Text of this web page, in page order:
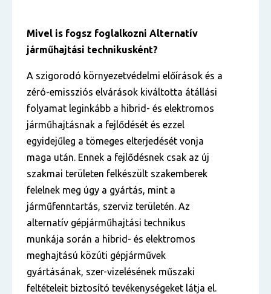
Mivel is fogsz foglalkozni Alternatív
járműhajtási technikusként?
A szigorodó környezetvédelmi előírások és a
zéró-emissziós elvárások kiváltotta átállási
folyamat leginkább a hibrid- és elektromos
járműhajtásnak a fejlődését és ezzel
egyidejűleg a tömeges elterjedését vonja
maga után. Ennek a fejlődésnek csak az új
szakmai területen felkészült szakemberek
felelnek meg úgy a gyártás, mint a
járműfenntartás, szerviz területén. Az
alternatív gépjárműhajtási technikus
munkája során a hibrid- és elektromos
meghajtású közúti gépjárművek
gyártásának, szer-vizelésének műszaki
feltételeit biztosító tevékenységeket látja el.